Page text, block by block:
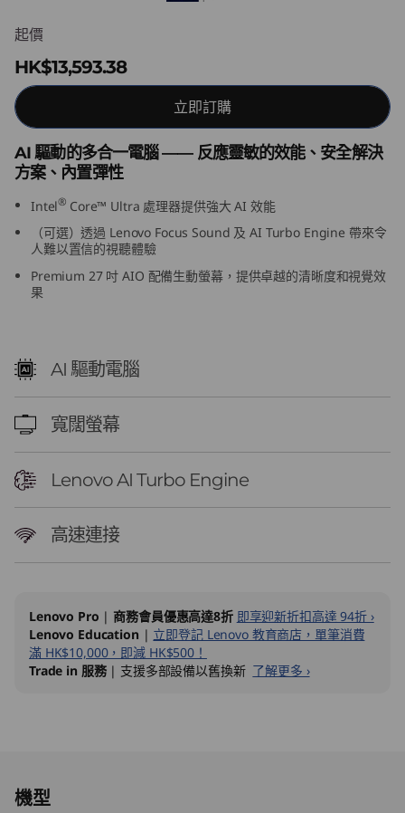
o
G
e
6
n
e
起價
HK$13,593.38
立即訂購
AI 驅動的多合一電腦 —— 反應靈敏的效能、安全解決
方案、內置彈性
Intel® Core™ Ultra 處理器提供強大 AI 效能
（可選）透過 Lenovo Focus Sound 及 AI Turbo Engine 帶來令
人難以置信的視聽體驗
Premium 27 吋 AIO 配備生動螢幕，提供卓越的清晰度和視覺效
果
AI 驅動電腦
寬闊螢幕
Lenovo AI Turbo Engine
高速連接
Lenovo Pro | 商務會員優惠高達8折 即享迎新折扣高達 94折 ›
Lenovo Education | 立即登記 Lenovo 教育商店，單筆消費
滿 HK$10,000，即減 HK$500！
Trade in 服務| 支援多部設備以舊換新 了解更多 ›
機型